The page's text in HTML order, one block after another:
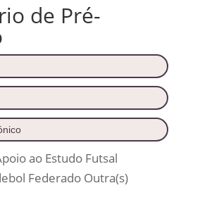
de Pré-
ao Estudo Futsal
Federado Outra(s)